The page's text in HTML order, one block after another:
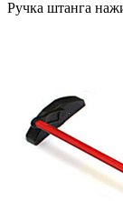
Ручка штанга